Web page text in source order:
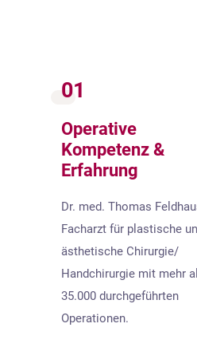
01
Operative
Kompetenz &
Erfahrung
Dr. med. Thomas
Facharzt für plastische
ästhetische Chirurgie/
Handchirurgie mit mehr
35.000 durchgeführten
Operationen.